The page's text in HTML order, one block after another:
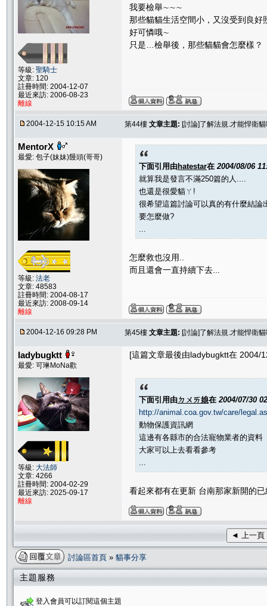
等級: 聖騎士
文章: 120
註冊時間: 2004-12-07
最近來訪: 2006-08-23
離線
我要檢舉∼∼∼
那些貓貓生活空間小，又沒受到良好
好可憐哦∼
只是…檢舉後，那些貓貓會怎麼樣？
2004-12-15 10:15 AM 第44樓 文章主題: [討論]了解法規.才能悍衛
MentorX
最愛: 包子(妹妹)饅頭(哥哥)
等級: 法老
文章: 48583
註冊時間: 2004-08-17
最近來訪: 2008-09-14
離線
下面引用由hatestar在 2004/08/06
就算我是發言不滿250篇的人....
也還是很愛貓ㄚ!
很希望這篇討論可以真的有什麼結論
要怎麼做?
怎麼救也沒用..
而且還會一直持續下去...
2004-12-16 09:28 PM 第45樓 文章主題: [討論]了解法規.才能悍衛
ladybugktt
最愛: 可琳MoNa歡
等級: 大法師
文章: 4266
註冊時間: 2004-02-29
最近來訪: 2025-09-17
離線
[這篇文章最後由ladybugktt在 2004/
下面引用由ㄉㄨㄞ娘在 2004/07/30
http://animal.coa.gov.tw/care/
動物保護資訊網
這邊有各縣市的合法寵物業者的資料
大家可以上去看看參考
看起來都有在更新 台南那家新開的
◄ 上一頁
討論區首頁 » 貓事分享
主題服務
登入會員可以訂閱這個主題